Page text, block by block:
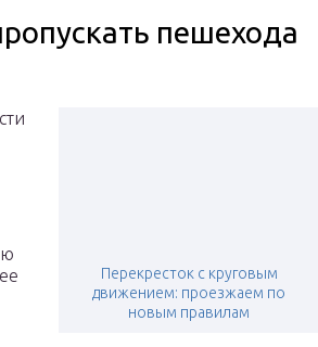
пешехода
Перекресток с круговым
движением: проезжаем по
новым правилам